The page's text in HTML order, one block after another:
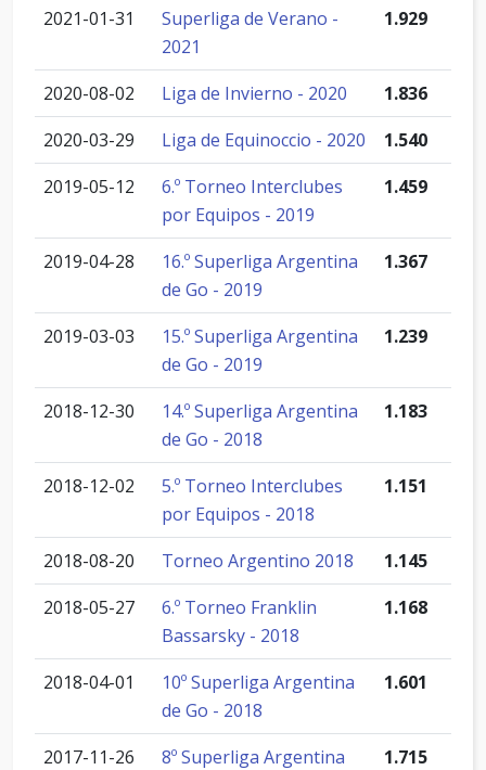
2021-01-31
Superliga de Verano -
2021
1.929
2020-08-02 Liga de Invierno - 2020
1.836
2020-03-29
Liga de Equinoccio - 2020
1.540
2019-05-12
6.º Torneo Interclubes
por Equipos - 2019
1.459
2019-04-28
16.º Superliga Argentina
de Go - 2019
1.367
2019-03-03
15.º Superliga Argentina
de Go - 2019
1.239
2018-12-30
14.º Superliga Argentina
de Go - 2018
1.183
2018-12-02
5.º Torneo Interclubes
por Equipos - 2018
1.151
2018-08-20 Torneo Argentino 2018
1.145
2018-05-27
6.º Torneo Franklin
Bassarsky - 2018
1.168
2018-04-01
10º Superliga Argentina
de Go - 2018
1.601
2017-11-26
8º Superliga Argentina
1.715